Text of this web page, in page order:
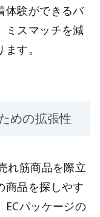
体験ができるバ
ミスマッチを減
す。
めの拡張性
れ筋商品を際立
商品を探しやす
ECパッケージの